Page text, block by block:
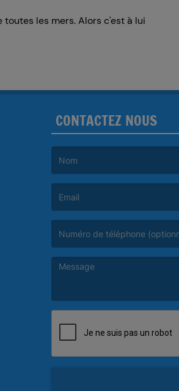
toutes les mers. Alors c'est à lui
CONTACTEZ NOUS